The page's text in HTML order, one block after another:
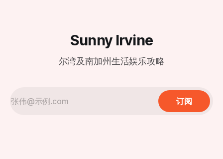
Sunny Irvine
尔湾及南加州生活娱乐攻略
订阅